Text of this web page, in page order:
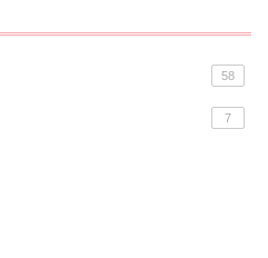
58
7